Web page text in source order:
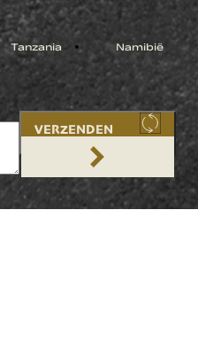
Tanzania Namibië
VERZENDEN